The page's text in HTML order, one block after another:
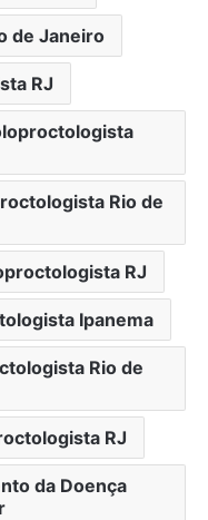
de Janeiro
RJ
Rio de
RJ
Ipanema
Rio de
RJ
da Doença